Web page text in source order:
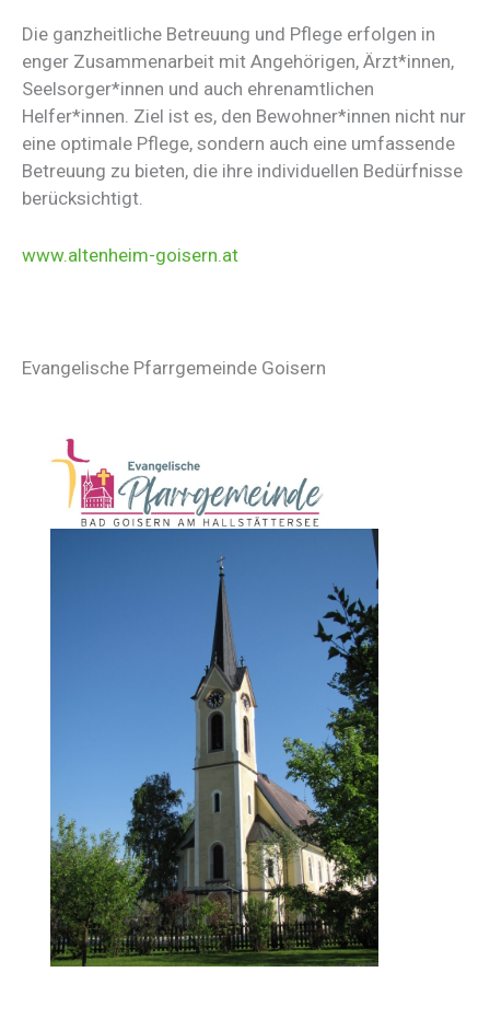
Die ganzheitliche Betreuung und Pflege erfolgen in
enger Zusammenarbeit mit Angehörigen, Ärzt*innen,
Seelsorger*innen und auch ehrenamtlichen
Helfer*innen. Ziel ist es, den Bewohner*innen nicht nur
eine optimale Pflege, sondern auch eine umfassende
Betreuung zu bieten, die ihre individuellen Bedürfnisse
berücksichtigt.
www.altenheim-goisern.at
Evangelische Pfarrgemeinde Goisern